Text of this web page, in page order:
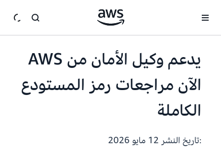
يدعم وكيل الأمان من AWS
الآن مراجعات رمز المستودع
الكاملة
:تاريخ النشر